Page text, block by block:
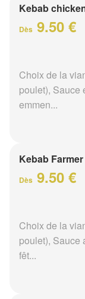
Kebab
Dès 9.50 €
Choix de la
poulet), Sauce
emmen...
Kebab Farmer
Dès 9.50 €
Choix de la
poulet), Sauce
fêt...